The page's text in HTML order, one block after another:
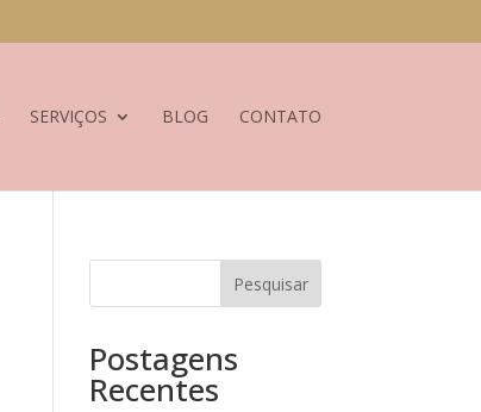
SERVIÇOS BLOG CONTATO
Pesquisar
Postagens
Recentes